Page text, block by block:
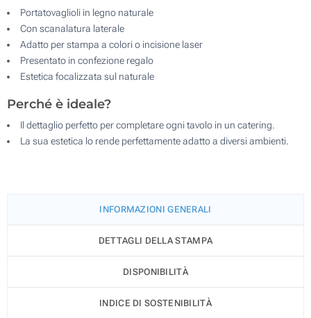
Portatovaglioli in legno naturale
Con scanalatura laterale
Adatto per stampa a colori o incisione laser
Presentato in confezione regalo
Estetica focalizzata sul naturale
Perché è ideale?
Il dettaglio perfetto per completare ogni tavolo in un catering.
La sua estetica lo rende perfettamente adatto a diversi ambienti.
INFORMAZIONI GENERALI
DETTAGLI DELLA STAMPA
DISPONIBILITÀ
INDICE DI SOSTENIBILITÀ